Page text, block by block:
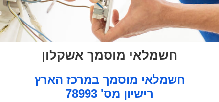
חשמלאי מוסמך אשקלון
חשמלאי מוסמך במרכז הארץ
רישיון מס' 78993